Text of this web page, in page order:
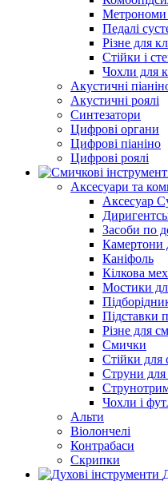
Метрономи
Педалі
Різне для
Стійки і
Чохли для
Акустичні
Акустичні роялі
Синтезатори
Цифрові органи
Цифрові піаніно
Цифрові роялі
Аксесуари та
Аксесуар
Засоби по
Камертони
Каніфоль
Кілкова
Мостики
Підставки
Різне для
Смички
Стійки для
Струни
Чохли і
Альти
Віолончелі
Контрабаси
Скрипки